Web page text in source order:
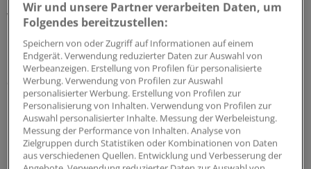
wieder vollständig vergütet.
Wir haben den Beitrag aktualisiert am 20.7.2018 um 15:52
Uhr. Wir haben den ursprünglichen Beitrag von dpa durch
einen eigenen Bericht ersetzt.
2
Schlagworte:
Wir und unsere Partner verarbeiten Daten, um
Folgendes bereitzustellen:
Speichern von oder Zugriff auf Informationen auf einem
Endgerät. Verwendung reduzierter Daten zur Auswahl von
Werbeanzeigen. Erstellung von Profilen für personalisierte
Werbung. Verwendung von Profilen zur Auswahl
personalisierter Werbung. Erstellung von Profilen zur
Personalisierung von Inhalten. Verwendung von Profilen zur
Auswahl personalisierter Inhalte. Messung der Werbeleistung.
Messung der Performance von Inhalten. Analyse von
Zielgruppen durch Statistiken oder Kombinationen von Daten
aus verschiedenen Quellen. Entwicklung und Verbesserung der